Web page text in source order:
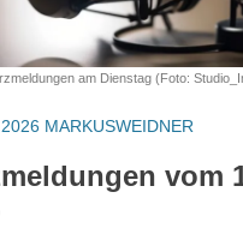
am Dienstag (Foto:
MARKUSWEIDNER
vom